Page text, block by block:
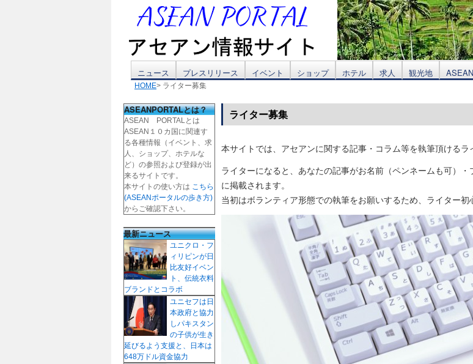
テ
ン
ツ
へ
ス
キ
ッ
プ
ニュース プレスリリース イベント ショップ ホテル 求人 観光地
HOME> ライター募集
ライター募集
本サイトでは、アセアンに関する記事・コラム等を執筆頂けるラ
ライターになると、あなたの記事がお名前（ペンネームも可）・
に掲載されます。
当初はボランティア形態での執筆をお願いするため、ライター初
ASEANPORTALとは？
ASEAN PORTALとは
ASEAN１０カ国に関連す
る各種情報（イベント、求
人、ショップ、ホテルな
ど）の参照および登録が出
来るサイトです。
本サイトの使い方は こちら
(ASEANポータルの歩き方)
からご確認下さい。
最新ニュース
ユニクロ・フ
ィリピンが日
比友好イベン
ト、伝統衣料
ブランドとコラボ
ユニセフは日
本政府と協力
しパキスタン
の子供が生き
延びるよう支援と、日本は
648万ドル資金協力